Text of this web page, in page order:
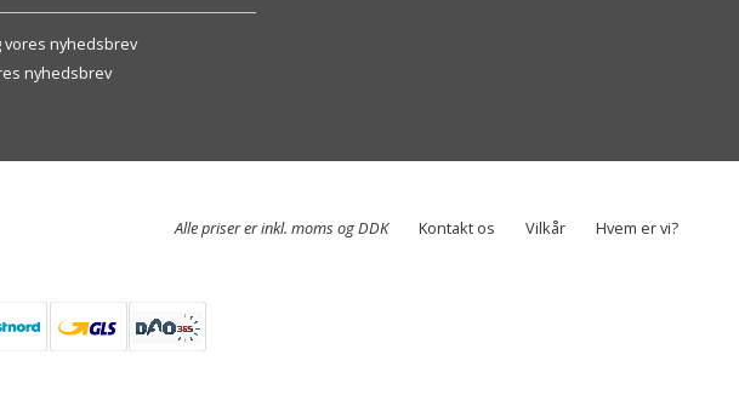
vores nyhedsbrev
nyhedsbrev
Hvem er vi?
Vilkår
Kontakt os
Alle priser er inkl. moms og DDK